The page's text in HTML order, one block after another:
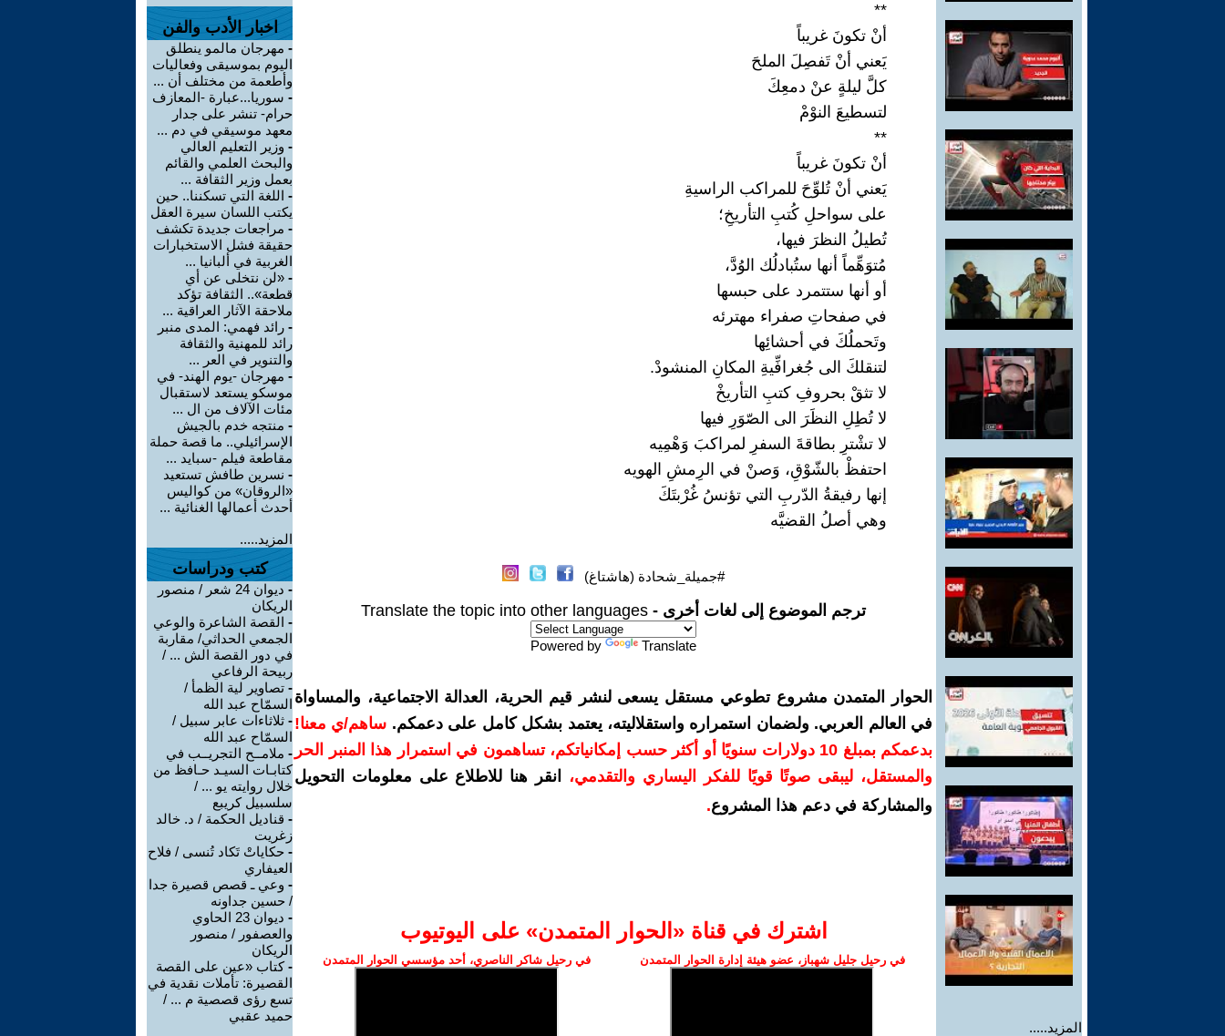
المزيد.....
**
أنْ تكونَ غريباً
يَعني أنْ تَفصِلَ الملحَ
كلَّ ليلةٍ عنْ دمعِكَ
لتسطيعَ النوْمْ
**
أنْ تكونَ غريباً
يَعني أنْ تُلوِّحَ للمراكب الراسيةِ
على سواحلِ كُتبِ التأريخِ؛
تُطيلُ النظرَ فيها،
مُتوَهِّماً أنها ستُبادلُك الوُدَّ،
أو أنها ستتمرد على حبسها
في صفحاتِ صفراء مهترئه
وتَحملُكَ في أحشائِها
لتنقلكَ الى جُغرافِّيةِ المكانِ المنشودْ.
لا تثقْ بحروفِ كتبِ التأريخْ
لا تُطِلِ النظَرَ الى الصّوَرِ فيها
لا تشْترِ بطاقةَ السفرِ لمراكبَ وَهْمِيه
احتفظْ بالشّوْقِ، وَصنْ في الرِمشِ الهويه
إنها رفيقةُ الدّربِ التي تؤنسُ غُرْبتَكَ
وهي أصلُ القضيَّه
#جميلة_شحادة (هاشتاغ)
ترجم الموضوع إلى لغات أخرى - Translate the topic into other languages
Powered by Translate
الحوار المتمدن مشروع تطوعي مستقل يسعى لنشر قيم الحرية، العدالة الاجتماعية، والمساواة
في العالم العربي. ولضمان استمراره واستقلاليته، يعتمد بشكل كامل على دعمكم. ساهم/ي معنا!
بدعمكم بمبلغ 10 دولارات سنويًا أو أكثر حسب إمكانياتكم، تساهمون في استمرار هذا المنبر الحر
والمستقل، ليبقى صوتًا قويًا للفكر اليساري والتقدمي،
انقر هنا للاطلاع على معلومات التحويل
والمشاركة في دعم هذا المشروع.
اشترك في قناة ‫«الحوار المتمدن» على اليوتيوب
في رحيل جليل شهباز، عضو هيئة إدارة الحوار المتمدن في رحيل شاكر الناصري، أحد مؤسسي الحوار المتمدن
اخبار الأدب والفن
- مهرجان مالمو ينطلق
اليوم بموسيقى وفعاليات
وأطعمة من مختلف أن ...
- سوريا...عبارة -المعازف
حرام- تنشر على جدار
معهد موسيقي في دم ...
- وزير التعليم العالي
والبحث العلمي والقائم
بعمل وزير الثقافة ...
- اللغة التي تسكننا.. حين
يكتب اللسان سيرة العقل
- مراجعات جديدة تكشف
حقيقة فشل الاستخبارات
الغربية في ألبانيا ...
- «لن نتخلى عن أي
قطعة».. الثقافة تؤكد
ملاحقة الآثار العراقية ...
- رائد فهمي: المدى منبر
رائد للمهنية والثقافة
والتنوير في العر ...
- مهرجان -يوم الهند- في
موسكو يستعد لاستقبال
مئات الآلاف من ال ...
- منتجه خدم بالجيش
الإسرائيلي.. ما قصة حملة
مقاطعة فيلم -سبايد ...
- نسرين طافش تستعيد
«الروقان» من كواليس
أحدث أعمالها الغنائية ...
المزيد.....
كتب ودراسات
-
ديوان 24 شعر / منصور
الريكان
- القصة الشاعرة والوعي
الجمعي الحداثي/ مقاربة
في دور القصة الش ... /
ربيحة الرفاعي
- تصاوير لية الظمأ /
السمّاح عبد الله
- ثلاثاءات عابر سبيل /
السمّاح عبد الله
- ملامــح التجريــب في
كتابـات السيـد حـافظ من
خلال روايته يو ... /
سلسبيل كريبع
- قناديل الحكمة / د. خالد
زغريت
- حكاياتْ تَكاد تُنسى / فلاح
العيفاري
- وعي ـ قصص قصيرة جدا
/ حسين جداونه
-
ديوان 23 الحاوي
والعصفور / منصور
الريكان
-كتاب «عين على القصة
القصيرة: تأملات نقدية في
تسع رؤى قصصية م ... /
حميد عقبي